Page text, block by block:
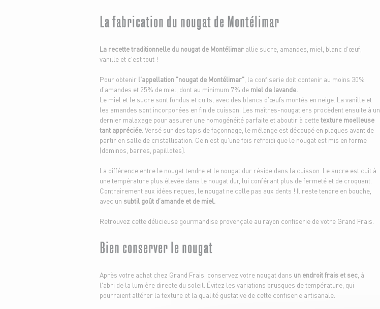
La fabrication du nougat de Montélimar
La recette traditionnelle du nougat de Montélimar allie sucre, amandes, miel, blanc d'œuf,
vanille et c’est tout !
Pour obtenir l'appellation "nougat de Montélimar" , la confiserie doit contenir au moins 30%
d'amandes et 25% de miel, dont au minimum 7% de miel de lavande.
Le miel et le sucre sont fondus et cuits, avec des blancs d'œufs montés en neige. La vanille et
les amandes sont incorporées en fin de cuisson. Les maîtres-nougatiers procèdent ensuite à un
dernier malaxage pour assurer une homogénéité parfaite et aboutir à cettetexture moelleuse
tant appréciée . Versé sur des tapis de façonnage, le mélange est découpé en plaques avant de
partir en salle de cristallisation. Ce n’est qu’une fois refroidi que le nougat est mis en forme
(dominos, barres, papillotes).
La différence entre le nougat tendre et le nougat dur réside dans la cuisson. Le sucre est cuit à
une température plus élevée dans le nougat dur, lui conférant plus de fermeté et de croquant.
Contrairement aux idées reçues, le nougat ne colle pas aux dents ! Il reste tendre en bouche,
avec un subtil goût d’amande et de miel.
Retrouvez cette délicieuse gourmandise provençale au rayon confiserie de votre Grand Frais.
Bien conserver le nougat
Après votre achat chez Grand Frais, conservez votre nougat dans un endroit frais et sec , à
l'abri de la lumière directe du soleil. Évitez les variations brusques de température, qui
pourraient altérer la texture et la qualité gustative de cette confiserie artisanale.